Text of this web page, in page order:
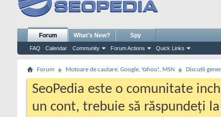
Forum
FAQ Calendar Community Forum Actions Quick Links
What's New? Spy
Forum Motoare de cautare. Google, Yahoo!, MSN Discutii
SeoPedia este o comunitate
un cont, trebuie să răspundeți